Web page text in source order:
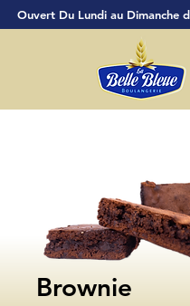
Ouvert Du Lundi au Dimanche
Brownie